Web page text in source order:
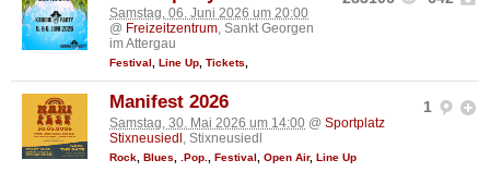
Samstag, 06. Juni 2026 um 20:00
@ Freizeitzentrum, Sankt Georgen
im Attergau
Festival, Line Up, Tickets,
1
Manifest 2026
Samstag, 30. Mai 2026 um 14:00 @ Sportplatz
Stixneusiedl , Stixneusiedl
Rock Blues .Pop. Festival Open Air, Line Up